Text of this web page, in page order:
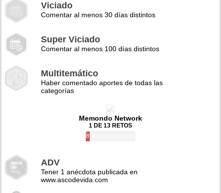
Viciado
Comentar al menos 30 días distintos
Super Viciado
Comentar al menos 100 días distintos
Multitemático
Haber comentado aportes de todas las
categorías
Memondo Network
1 DE 13 RETOS
8%
ADV
Tener 1 anécdota publicada en
www.ascodevida.com